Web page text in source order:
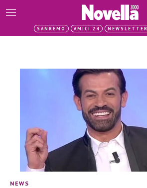
SANREMO AMICI 24 NEWSLETTER
NEWS